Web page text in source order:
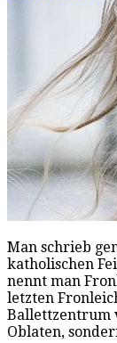
Man schrieb
katholischen
nennt man
letzten
Ballettzentrum
Oblaten,